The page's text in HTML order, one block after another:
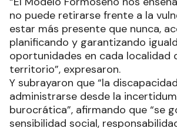
no puede retirarse frente a la
estar más presente que nunca,
planificando y garantizando
oportunidades en cada localidad
territorio”, expresaron.
Y subrayaron que “la
administrarse desde la
burocrática”, afirmando que “se
sensibilidad social,